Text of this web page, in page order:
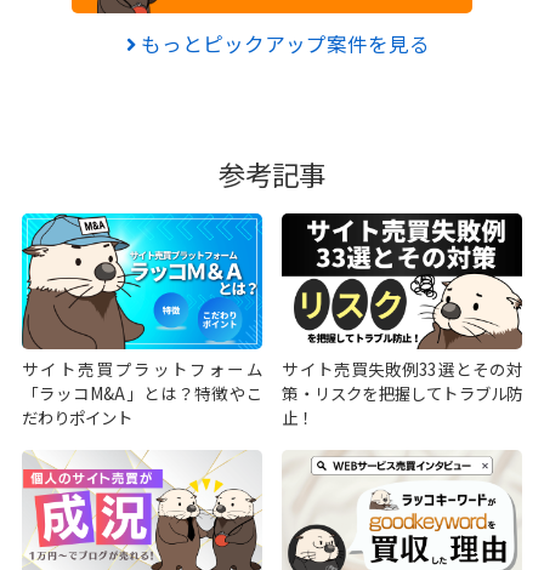
もっとピックアップ案件を見る
参考記事
サイト売買プラットフォーム
「ラッコM&A」とは？特徴やこ
だわりポイント
サイト売買失敗例33選とその対
策・リスクを把握してトラブル防
止！